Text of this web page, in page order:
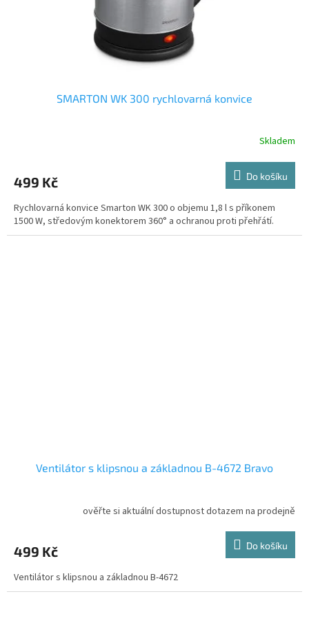
SMARTON WK 300 rychlovarná konvice
Skladem
499 Kč Do košíku
Rychlovarná konvice Smarton WK 300 o objemu 1,8 l s příkonem
1500 W, středovým konektorem 360° a ochranou proti přehřátí.
Ventilátor s klipsnou a základnou B-4672 Bravo
ověřte si aktuální dostupnost dotazem na prodejně
499 Kč Do košíku
Ventilátor s klipsnou a základnou B-4672